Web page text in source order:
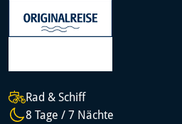
Rad & Schiff
8 Tage / 7 Nächte